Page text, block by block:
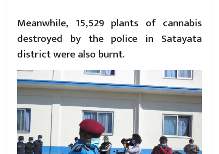
Meanwhile, 15,529 plants of cannabis
destroyed by the police in Satayata
district were also burnt.